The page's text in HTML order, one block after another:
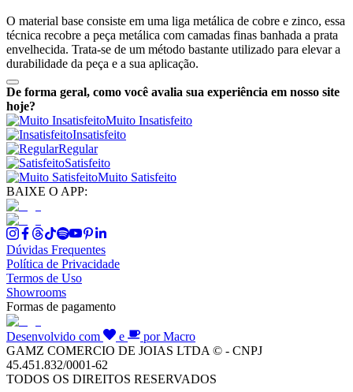
O material base consiste em uma liga metálica de cobre e zinco, essa
técnica recobre a peça metálica com camadas finas banhada a prata
envelhecida. Trata-se de um método bastante utilizado para elevar a
durabilidade da peça e a sua aplicação.
De forma geral, como você avalia sua experiência em nosso site
hoje?
Muito Insatisfeito
Insatisfeito
Regular
Satisfeito
Muito Satisfeito
BAIXE O APP:
Dúvidas Frequentes
Política de Privacidade
Termos de Uso
Showrooms
Formas de pagamento
Desenvolvido com e
por Macro
GAMZ COMERCIO DE JOIAS LTDA © - CNPJ
45.451.832/0001-62
TODOS OS DIREITOS RESERVADOS